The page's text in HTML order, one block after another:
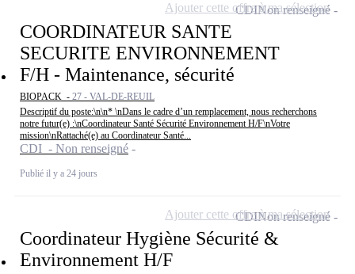
COORDINATEUR SANTE
SECURITE ENVIRONNEMENT
F/H - Maintenance, sécurité
BIOPACK - 27 - VAL-DE-REUIL
Descriptif du poste:\n\n* \nDans le cadre d’un remplacement, nous recherchons
notre futur(e) :\nCoordinateur Santé Sécurité Environnement H/F\nVotre
mission\nRattaché(e) au Coordinateur Santé...
CDI - Non renseigné
Publié il y a 24 jours
CDINon renseigné
Ajouter cette offre à ma sélection
Coordinateur Hygiène Sécurité &
Environnement H/F
CDINon renseigné
Ajouter cette offre à ma sélection